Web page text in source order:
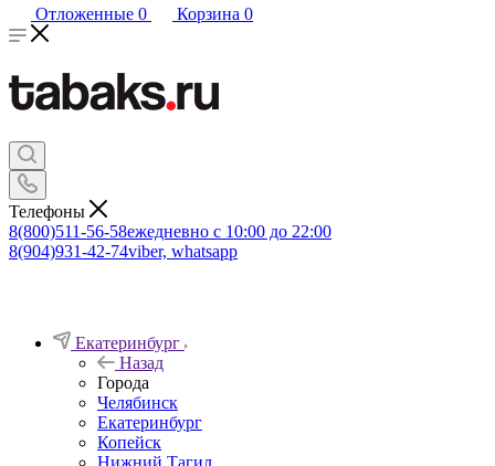
Отложенные 0 Корзина 0
Телефоны
8(800)511-56-58ежедневно с 10:00 до 22:00
8(904)931-42-74viber, whatsapp
Екатеринбург
Назад
Города
Челябинск
Екатеринбург
Копейск
Нижний Тагил